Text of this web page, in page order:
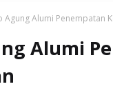
Agung Alumi Penempatan
Alumi